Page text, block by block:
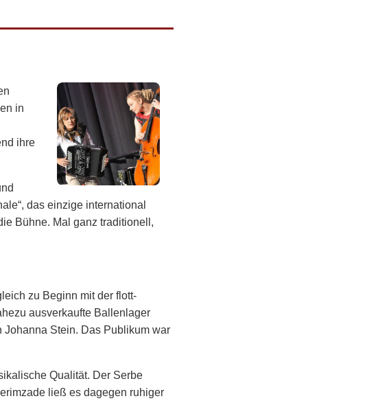
in
ihre
das einzige international
Bühne. Mal ganz traditionell,
zu Beginn mit der flott-
ausverkaufte Ballenlager
Johanna Stein. Das Publikum war
Qualität. Der Serbe
ließ es dagegen ruhiger